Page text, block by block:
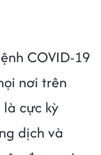
COVID-19
nơi trên
cực kỳ
dịch và